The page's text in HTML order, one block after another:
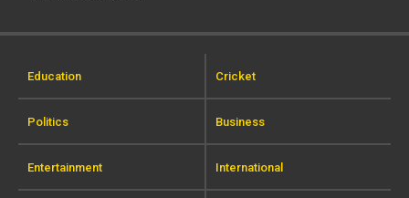
Education Cricket
Politics Business
Entertainment International